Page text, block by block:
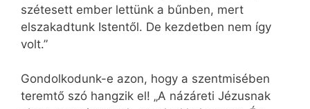
szétesett ember lettünk a bűnben, mert
elszakadtunk Istentől. De kezdetben nem így
volt.”
Gondolkodunk-e azon, hogy a szentmisében
teremtő szó hangzik el! „A názáreti Jézusnak